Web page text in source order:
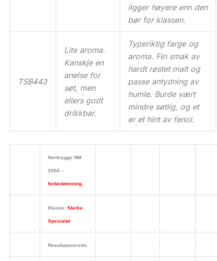
ligger høyere enn den
bør for klassen.
TSB443
Lite aroma.
Kanskje en
anelse for
søt, men
ellers godt
drikkbar.
Typeriktig farge og
aroma. Fin smak av
hardt røstet malt og
passe antydning av
humle. Burde vært
mindre søtlig, og et
er et hint av fenol.
Norbryggs NM
2004 –
forbedømming
Klasse:Sterke
Spesialøl
Resultatoversikt